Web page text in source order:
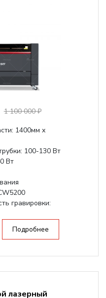
1 100 000 ₽
1400мм х
100-130 Вт
Вт
гравировки:
Подробнее
лазерный